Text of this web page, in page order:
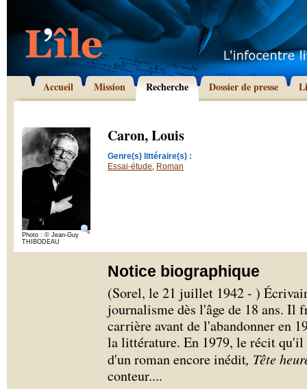
Accueil Mission Recherche Dossier de presse
Photo : © Jean-Guy
THIBODEAU
Caron, Louis
Genre(s) littéraire(s) :
Essai-étude, Roman
Notice biographique
(Sorel, le 21 juillet 1942 - )
journalisme dès l'âge de 18 ans. Il
carrière avant de l'abandonner en
la littérature. En 1979, le récit qu'il
d'un roman encore inédit, Tête
conteur....